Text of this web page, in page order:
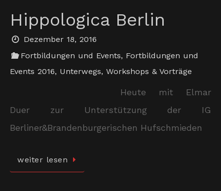
Hippologica Berlin
Dezember 18, 2016
Fortbildungen und Events, Fortbildungen und
Events 2016, Unterwegs, Workshops & Vorträge
Heute mit Elmar
Duer zur Unterstützung der IG
Berliner&Brandenburgerischen Hufschmieden
weiter lesen